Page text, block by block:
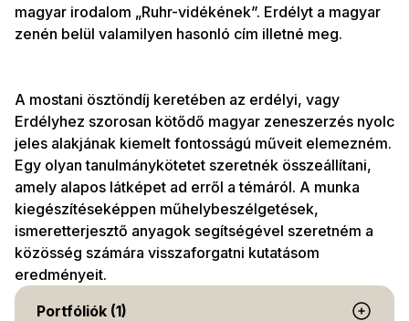
magyar irodalom „Ruhr-vidékének”. Erdélyt a magyar
zenén belül valamilyen hasonló cím illetné meg.
A mostani ösztöndíj keretében az erdélyi, vagy
Erdélyhez szorosan kötődő magyar zeneszerzés nyolc
jeles alakjának kiemelt fontosságú műveit elemezném.
Egy olyan tanulmánykötetet szeretnék összeállítani,
amely alapos látképet ad erről a témáról. A munka
kiegészítéseképpen műhelybeszélgetések,
ismeretterjesztő anyagok segítségével szeretném a
közösség számára visszaforgatni kutatásom
eredményeit.
Portfóliók (1)